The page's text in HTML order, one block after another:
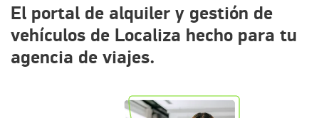
El portal de alquiler y gestión de
vehículos de Localiza hecho para tu
agencia de viajes.​